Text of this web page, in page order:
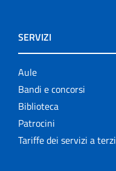
SERVIZI
Aule
Bandi e concorsi
Biblioteca
Patrocini
Tariffe dei servizi a terzi